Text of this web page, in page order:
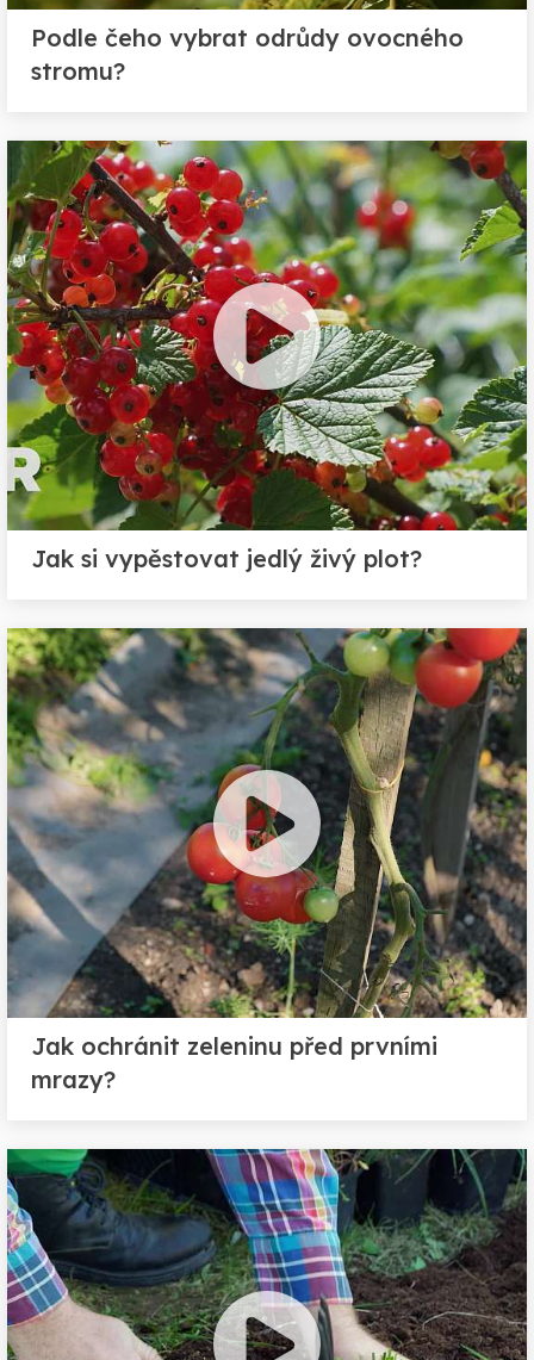
Podle čeho vybrat odrůdy ovocného
stromu?
Jak si vypěstovat jedlý živý plot?
Jak ochránit zeleninu před prvními
mrazy?